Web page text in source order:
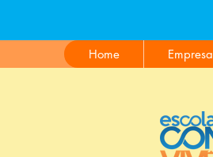
Home Empresa